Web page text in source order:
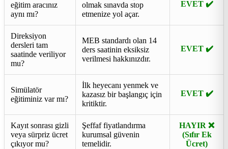
eğitim aracınız
aynı mı?
olmak sınavda stop
etmenize yol açar.
EVET ✔️
Direksiyon
dersleri tam
saatinde veriliyor
mu?
MEB standardı olan 14
ders saatinin eksiksiz
verilmesi hakkınızdır.
EVET ✔️
Simülatör
eğitiminiz var mı?
İlk heyecanı yenmek ve
kazasız bir başlangıç için
kritiktir.
EVET ✔️
Kayıt sonrası gizli
veya sürpriz ücret
çıkıyor mu?
Şeffaf fiyatlandırma
kurumsal güvenin
temelidir.
HAYIR ❌
(Sıfır Ek
Ücret)